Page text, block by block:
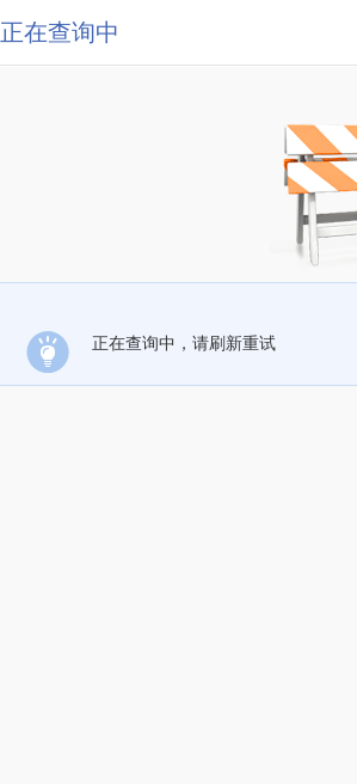
正在查询中
正在查询中，请刷新重试